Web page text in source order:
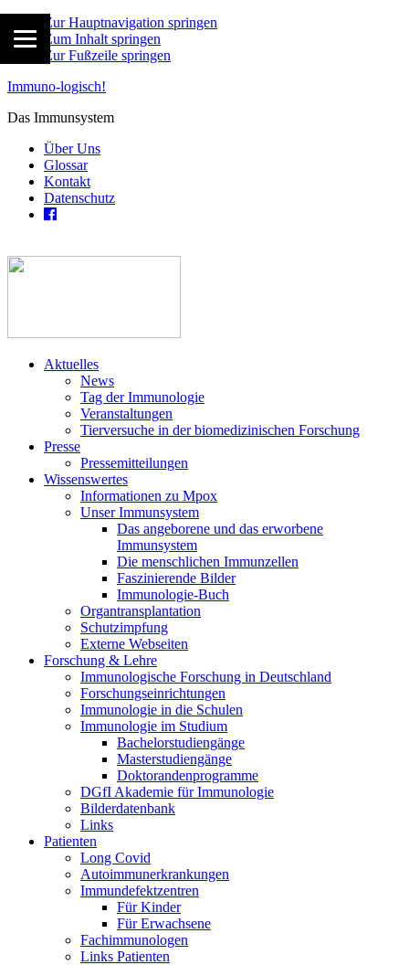
Zur Hauptnavigation springen
Zum Inhalt springen
Zur Fußzeile springen
Immuno-logisch!
Das Immunsystem
Über Uns
Glossar
Kontakt
Datenschutz
Aktuelles
News
Tag der Immunologie
Veranstaltungen
Tierversuche in der biomedizinischen Forschung
Presse
Pressemitteilungen
Wissenswertes
Informationen zu Mpox
Unser Immunsystem
Das angeborene und das erworbene
Immunsystem
Die menschlichen Immunzellen
Faszinierende Bilder
Immunologie-Buch
Organtransplantation
Schutzimpfung
Externe Webseiten
Forschung & Lehre
Immunologische Forschung in Deutschland
Forschungseinrichtungen
Immunologie in die Schulen
Immunologie im Studium
Bachelorstudiengänge
Masterstudiengänge
Doktorandenprogramme
DGfI Akademie für Immunologie
Bilderdatenbank
Links
Patienten
Long Covid
Autoimmunerkrankungen
Immundefektzentren
Für Kinder
Für Erwachsene
Fachimmunologen
Links Patienten